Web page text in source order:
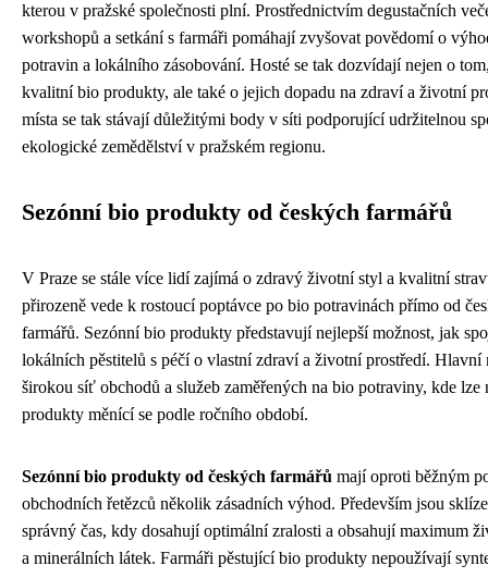
kterou v pražské společnosti plní. Prostřednictvím degustačních
workshopů a setkání s farmáři pomáhají zvyšovat povědomí o
potravin a lokálního zásobování. Hosté se tak dozvídají nejen o
kvalitní bio produkty, ale také o jejich dopadu na zdraví a životní
místa se tak stávají důležitými body v síti podporující udržitelnou
ekologické zemědělství v pražském regionu.
Sezónní bio produkty od českých farmářů
V Praze se stále více lidí zajímá o zdravý životní styl a kvalitní
přirozeně vede k rostoucí poptávce po bio potravinách přímo od
farmářů. Sezónní bio produkty představují nejlepší možnost, jak
lokálních pěstitelů s péčí o vlastní zdraví a životní prostředí. Hlavní
širokou síť obchodů a služeb zaměřených na bio potraviny, kde lze
produkty měnící se podle ročního období.
Sezónní bio produkty od českých farmářů mají oproti běžným
obchodních řetězců několik zásadních výhod. Především jsou
správný čas, kdy dosahují optimální zralosti a obsahují maximum
a minerálních látek. Farmáři pěstující bio produkty nepoužívají